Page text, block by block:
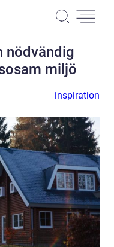
nödvändig
miljö
inspiration